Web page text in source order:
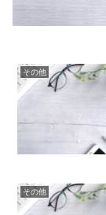
その他
その他